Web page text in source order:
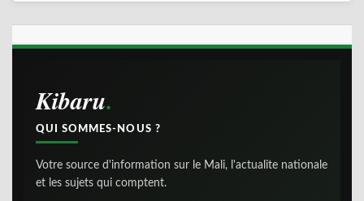
Kibaru
QUI SOMMES-NOUS ?
Votre source d'information sur le Mali, l'actualite nationale
et les sujets qui comptent.